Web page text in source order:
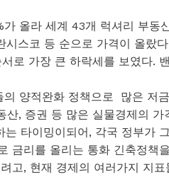
올라 세계 43개 럭셔리 부동
시스코 등 순으로 가격이 올랐
로 가장 큰 하락세를 보였다.
양적완화 정책으로 많은 저
, 증권 등 많은 실물경제의 가
타이밍이되어, 각국 정부가
금리를 올리는 통화 긴축정책
고, 현재 경제의 여러가지 지